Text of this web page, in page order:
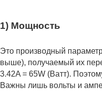
1) Мощность
Это производный
выше), получаемый их
3.42A = 65W (Ватт).
Важны лишь вольты и